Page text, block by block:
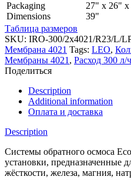
Packaging
Dimensions
27" x 26" x
39"
Таблица размеров
SKU: IRO-300/2x4021/R23/L/
Мембрана 4021 Tags: LEO,
Мембраны 4021 , Расход 300 л/
Поделиться
Description
Additional information
Оплата и доставка
Description
Системы обратного осмоса
установки, предназначенные
жёсткости, железа, магния,